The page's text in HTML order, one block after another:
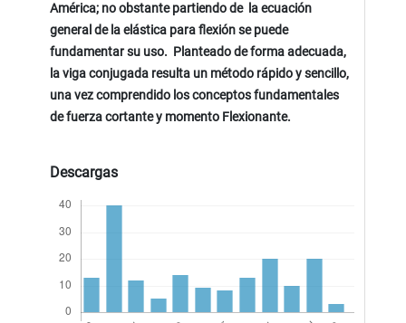
América; no obstante partiendo de la ecuación
general de la elástica para flexión se puede
fundamentar su uso. Planteado de forma adecuada,
la viga conjugada resulta un método rápido y sencillo,
una vez comprendido los conceptos fundamentales
de fuerza cortante y momento Flexionante.
Descargas